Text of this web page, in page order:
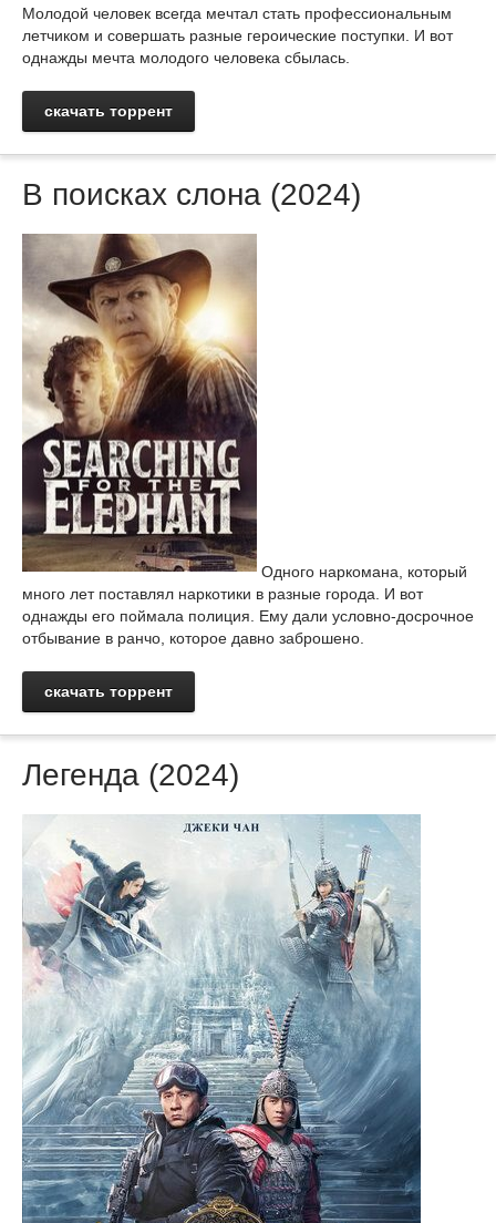
Молодой человек всегда мечтал стать профессиональным
летчиком и совершать разные героические поступки. И вот
однажды мечта молодого человека сбылась.
скачать торрент
В поисках слона (2024)
Одного наркомана, который
много лет поставлял наркотики в разные города. И вот
однажды его поймала полиция. Ему дали условно-досрочное
отбывание в ранчо, которое давно заброшено.
скачать торрент
Легенда (2024)